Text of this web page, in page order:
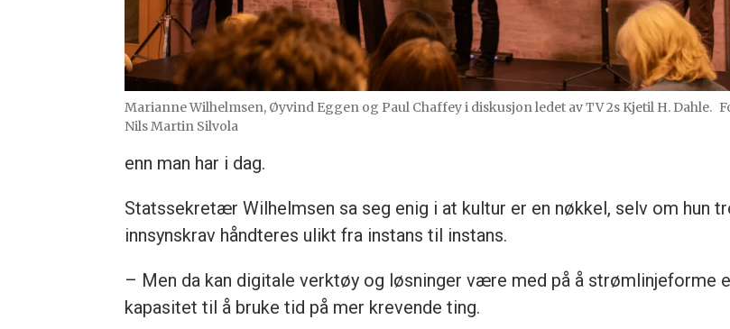
Marianne Wilhelmsen, Øyvind Eggen og Paul Chaffey i diskusjon ledet av TV 2s Kjetil H. Dahle.
Nils Martin Silvola
enn man har i dag.
Statssekretær Wilhelmsen sa seg enig i at kultur er en nøkkel, selv om hun
innsynskrav håndteres ulikt fra instans til instans.
– Men da kan digitale verktøy og løsninger være med på å strømlinjeforme
kapasitet til å bruke tid på mer krevende ting.